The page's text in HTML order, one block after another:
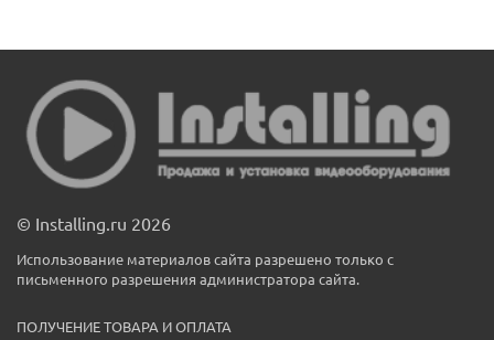
© Installing.ru 2026
Использование материалов сайта разрешено только с
письменного разрешения администратора сайта.
ПОЛУЧЕНИЕ ТОВАРА И ОПЛАТА